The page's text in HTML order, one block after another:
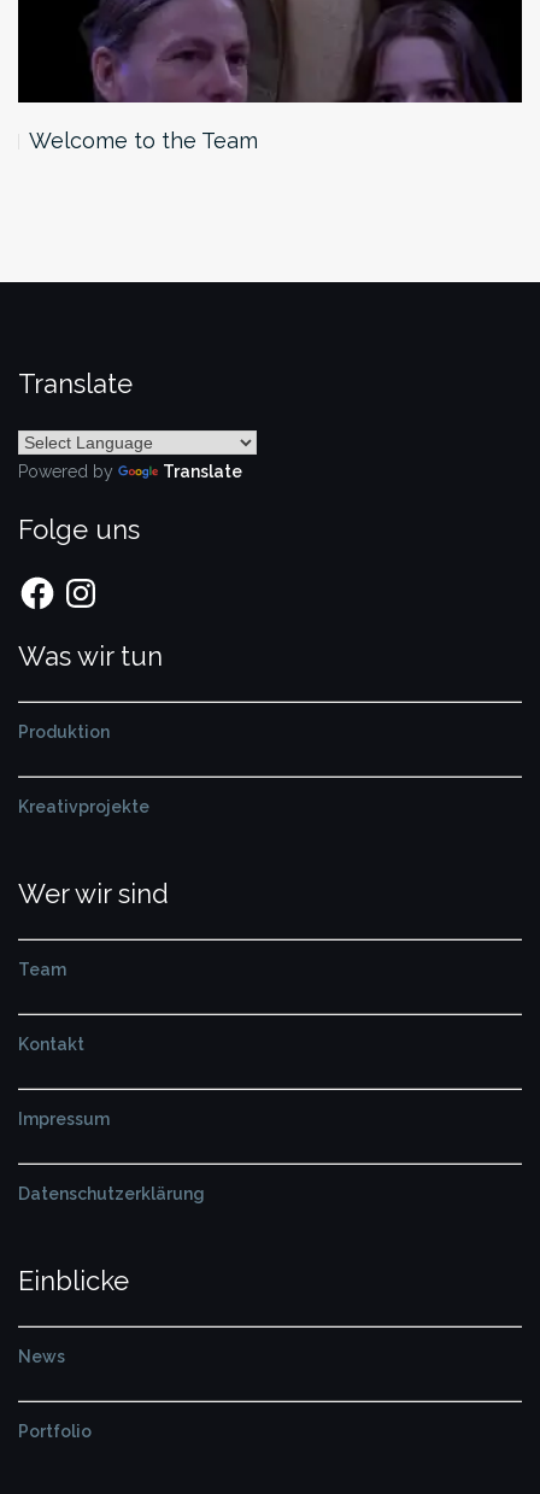
Welcome to the Team
Translate
Powered by Translate
Folge uns
FacebookInstagram
Was wir tun
Produktion
Kreativprojekte
Wer wir sind
Team
Kontakt
Impressum
Datenschutzerklärung
Einblicke
News
Portfolio